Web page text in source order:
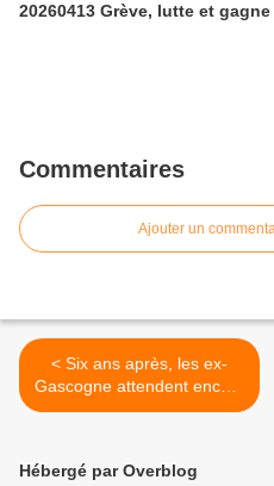
20260413 Grève, lutte et gagne
Commentaires
Ajouter un
< Six ans après, les ex-
Gascogne attendent encore
leurs indemnités
Hébergé par Overblog